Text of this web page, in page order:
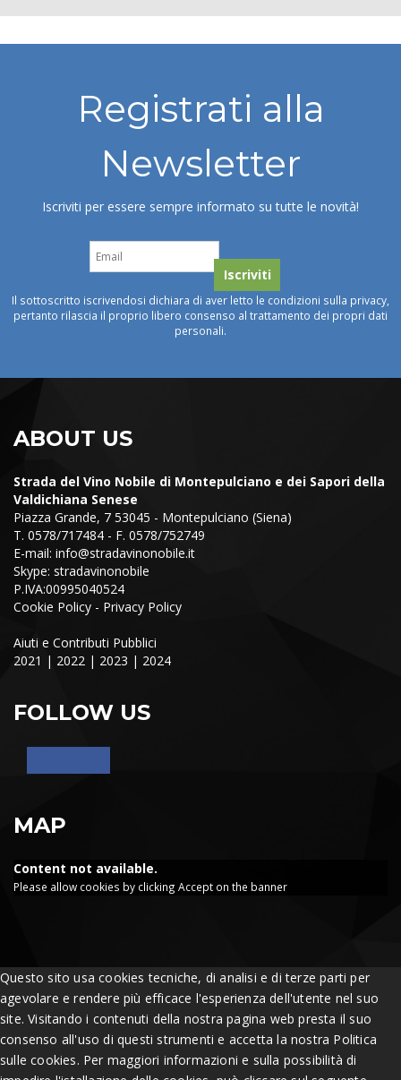
Registrati alla
Newsletter
Iscriviti per essere sempre informato su tutte le novità!
Il sottoscritto iscrivendosi dichiara di aver letto le condizioni sulla privacy,
pertanto rilascia il proprio libero consenso al trattamento dei propri dati
personali.
ABOUT US
Strada del Vino Nobile di Montepulciano e dei Sapori della
Valdichiana Senese
Piazza Grande, 7 53045 - Montepulciano (Siena)
T. 0578/717484 - F. 0578/752749
E-mail: info@stradavinonobile.it
Skype: stradavinonobile
P.IVA:00995040524
Cookie Policy - Privacy Policy
Aiuti e Contributi Pubblici
2021 | 2022 | 2023 | 2024
FOLLOW US
MAP
Content not available.
Please allow cookies by clicking Accept on the banner
Questo sito usa cookies tecniche, di analisi e di terze parti per
agevolare e rendere più efficace l'esperienza dell'utente nel suo
site. Visitando i contenuti della nostra pagina web presta il suo
consenso all'uso di questi strumenti e accetta la nostra Politica
sulle cookies. Per maggiori informazioni e sulla possibilità di